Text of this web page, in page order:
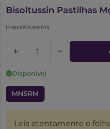
Bisoltussin Pastilhas
(Preços incluem IVA)
Disponível
MNSRM
Leia atentamente o